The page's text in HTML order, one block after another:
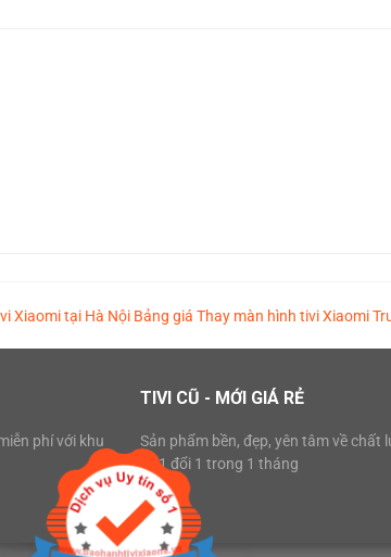
Xiaomi tại Hà Nội Bảng giá Thay màn hình tivi Xiaomi
phí với khu
TIVI CŨ - MỚI GIÁ RẺ
Sản phẩm bền, đẹp, yên tâm về chất
lỗi 1 đổi 1 trong 1 tháng